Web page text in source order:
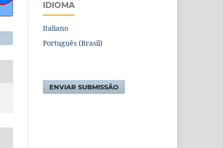
IDIOMA
Italiano
Português (Brasil)
ENVIAR SUBMISSÃO